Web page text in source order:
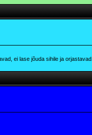
ei lase jõuda sihile ja orjastavad.